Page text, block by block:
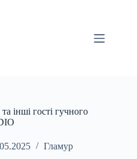
інші гості гучного
Гламур